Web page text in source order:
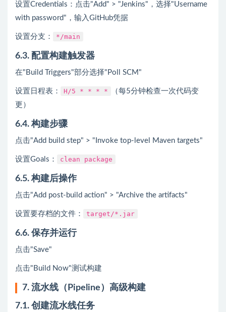
设置Credentials：点击"Add" > "Jenkins"，选择"Username
with password"，输入GitHub凭据
设置分支： */main
6.3. 配置构建触发器
在"Build Triggers"部分选择"Poll SCM"
设置日程表： H/5 * * * *
（每5分钟检查一次代码变
更）
6.4. 构建步骤
点击"Add build step" > "Invoke top-level Maven targets"
设置Goals： clean package
6.5. 构建后操作
点击"Add post-build action" > "Archive the artifacts"
设置要存档的文件： target/*.jar
6.6. 保存并运行
点击"Save"
点击"Build Now"测试构建
7. 流水线（Pipeline）高级构建
7.1. 创建流水线任务